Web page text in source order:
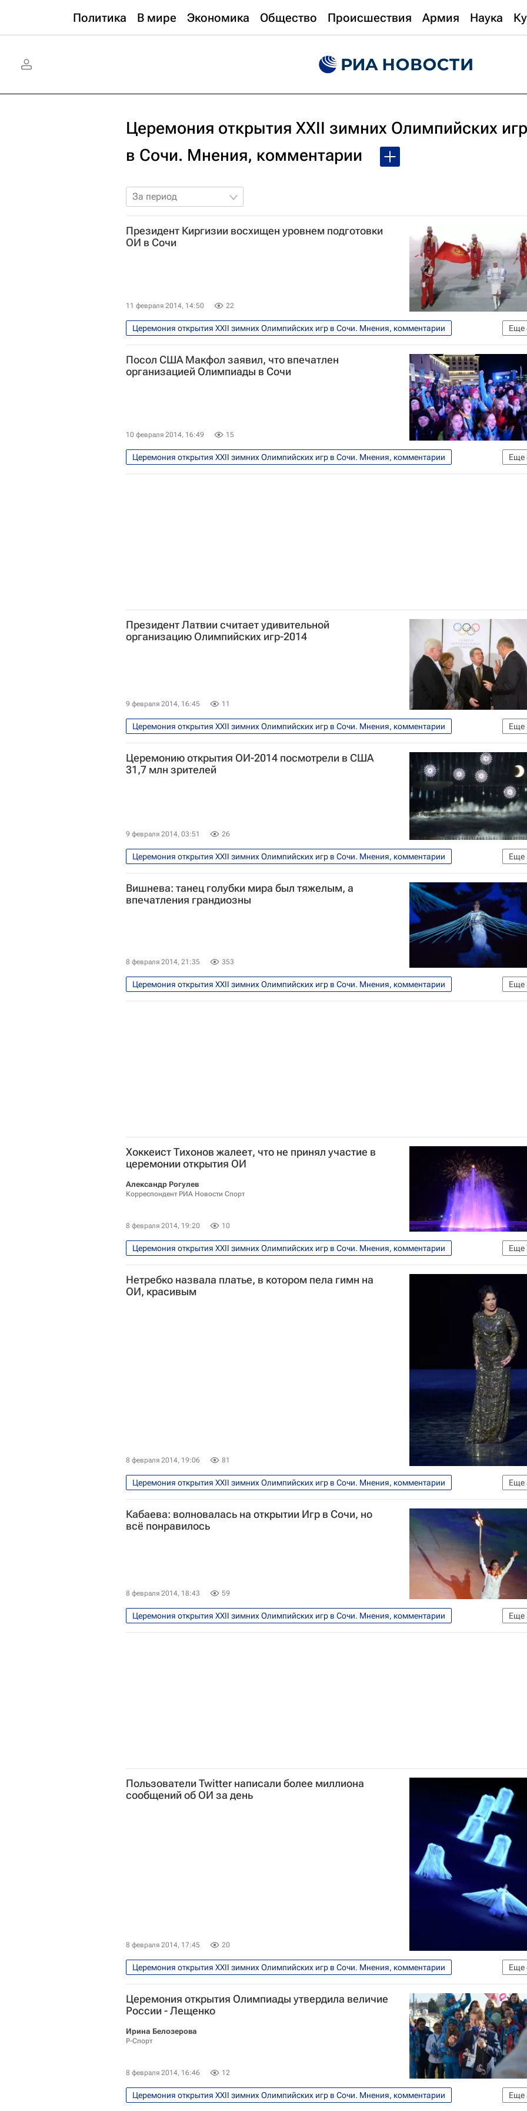
Политика В мире Экономика Общество Происшествия Армия Наука
Церемония открытия XXII зимних Олимпийских игр
в Сочи. Мнения, комментарии
За период
Президент Киргизии восхищен уровнем подготовки
ОИ в Сочи
11 февраля 2014, 14:50 22
Еще
Церемония открытия XXII зимних Олимпийских игр в Сочи. Мнения, комментарии
Олимпийские игры
Спорт
Мультимедийный спортивный пакет
Зимние Олимпийские игры 2014
Посол США Макфол заявил, что впечатлен
организацией Олимпиады в Сочи
10 февраля 2014, 16:49 15
Еще
Церемония открытия XXII зимних Олимпийских игр в Сочи. Мнения, комментарии
Олимпийские игры
Спорт
Дмитрий Чернышенко
Президент Латвии считает удивительной
организацию Олимпийских игр-2014
9 февраля 2014, 16:45 11
Еще
Церемония открытия XXII зимних Олимпийских игр в Сочи. Мнения, комментарии
Олимпийские игры
Спорт
Мультимедийный спортивный пакет
Андрис Берзиньш
Зимние Олимпийские игры 2014
Церемонию открытия ОИ-2014 посмотрели в США
31,7 млн зрителей
9 февраля 2014, 03:51 26
Еще
Церемония открытия XXII зимних Олимпийских игр в Сочи. Мнения, комментарии
Олимпийские игры
Спорт Зимние Олимпийские игры 2014
Вишнева: танец голубки мира был тяжелым, а
впечатления грандиозны
8 февраля 2014, 21:35 353
Еще
Церемония открытия XXII зимних Олимпийских игр в Сочи. Мнения, комментарии
Олимпийские игры
Спорт Зимние Олимпийские игры 2014
Хоккеист Тихонов жалеет, что не принял участие в
церемонии открытия ОИ
Александр Рогулев
Корреспондент РИА Новости Спорт
8 февраля 2014, 19:20 10
Еще
Церемония открытия XXII зимних Олимпийских игр в Сочи. Мнения, комментарии
Хоккей - Сочи 2014
Хоккей Спорт
Олимпийские игры
Зимние Олимпийские игры 2014
Сборная России по хоккею с шайбой
Нетребко назвала платье, в котором пела гимн на
ОИ, красивым
8 февраля 2014, 19:06 81
Еще
Церемония открытия XXII зимних Олимпийских игр в Сочи. Мнения, комментарии
Олимпийские игры
Спорт Зимние Олимпийские игры 2014
Кабаева: волновалась на открытии Игр в Сочи, но
всё понравилось
8 февраля 2014, 18:43 59
Еще
Церемония открытия XXII зимних Олимпийских игр в Сочи. Мнения, комментарии
Олимпийские игры
Спорт
Алина Кабаева
Пользователи Twitter написали более миллиона
сообщений об ОИ за день
8 февраля 2014, 17:45 20
Еще
Церемония открытия XXII зимних Олимпийских игр в Сочи. Мнения, комментарии
Олимпийские игры
Спорт
Мультимедийный спортивный пакет
Зимние Олимпийские игры 2014
Церемония открытия Олимпиады утвердила величие
России - Лещенко
Ирина Белозерова
Р-Спорт
8 февраля 2014, 16:46 12
Еще
Церемония открытия XXII зимних Олимпийских игр в Сочи. Мнения, комментарии